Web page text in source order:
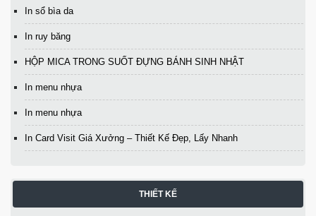
In sổ bìa da
In ruy băng
HỘP MICA TRONG SUỐT ĐỰNG BÁNH SINH NHẬT
In menu nhựa
In menu nhựa
In Card Visit Giá Xưởng – Thiết Kế Đẹp, Lấy Nhanh
THIẾT KẾ